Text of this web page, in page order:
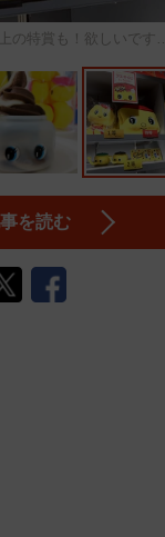
の特賞も！欲しいです
を読む